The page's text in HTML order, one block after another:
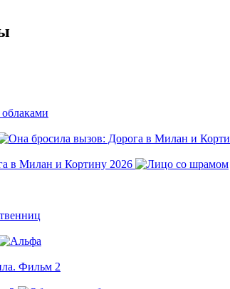
в Милан и Кортину 2026